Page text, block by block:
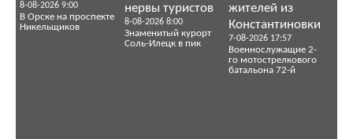
8-08-2026 9:00
В Орске на проспекте
Никельщиков
нервы туристов
8-08-2026 8:00
Знаменитый курорт
Соль-Илецк в пик
жителей из
Константиновки
7-08-2026 17:57
Военнослужащие 2-
го мотострелкового
батальона 72-й